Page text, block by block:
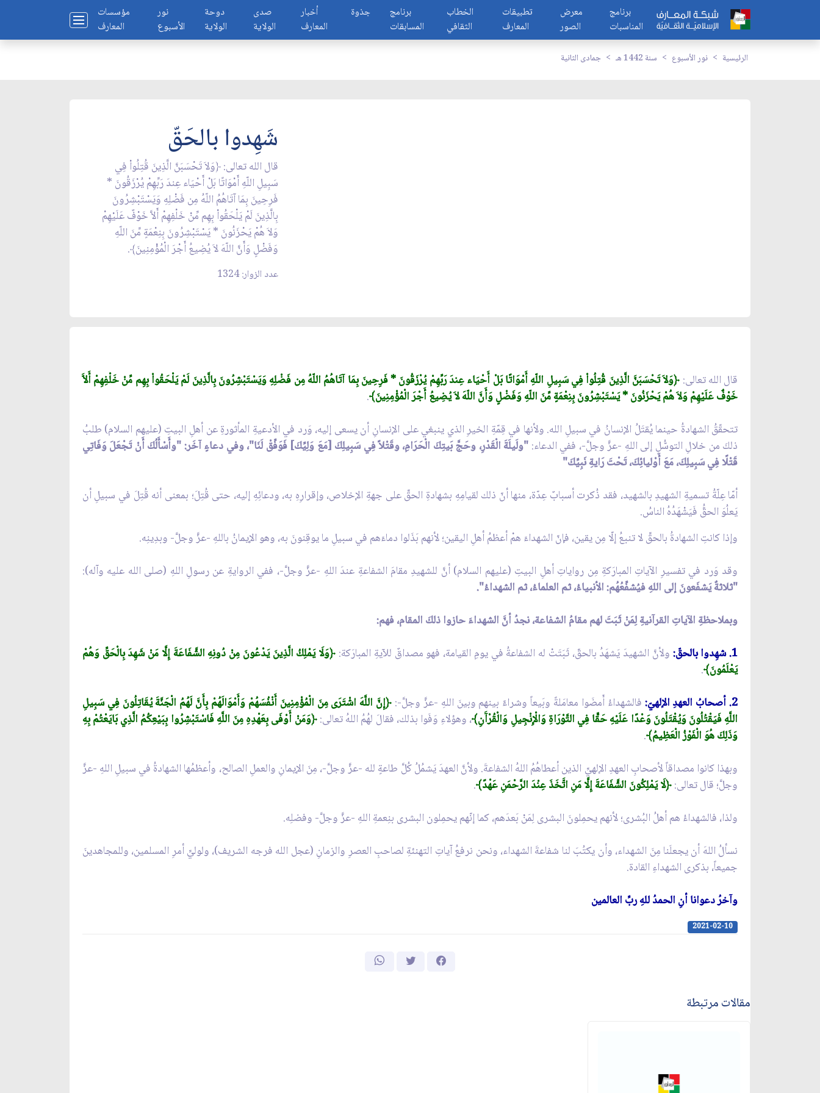
مؤسسات
المعارف
نور
الأسبوع
دوحة
الولاية
صدى
الولاية
أخبار
المعارف
جذوة
برنامج
المسابقات
الخطاب
الثقافي
تطبيقات
المعارف
معرض
الصور
برنامج
المناسبات
الرئيسية نور الأسبوع سنة 1442 هـ جمادى الثانية
شَهِدوا بالحَقّ
قال الله تعالى: ﴿وَلاَ تَحْسَبَنَّ الَّذِينَ قُتِلُواْ فِي
سَبِيلِ اللّهِ أَمْوَاتًا بَلْ أَحْيَاء عِندَ رَبِّهِمْ يُرْزَقُونَ *
فَرِحِينَ بِمَا آتَاهُمُ اللّهُ مِن فَضْلِهِ وَيَسْتَبْشِرُونَ
بِالَّذِينَ لَمْ يَلْحَقُواْ بِهِم مِّنْ خَلْفِهِمْ أَلاَّ خَوْفٌ عَلَيْهِمْ
وَلاَ هُمْ يَحْزَنُونَ * يَسْتَبْشِرُونَ بِنِعْمَةٍ مِّنَ اللّهِ
وَفَضْلٍ وَأَنَّ اللّهَ لاَ يُضِيعُ أَجْرَ الْمُؤْمِنِينَ﴾.
عدد الزوار: 1324
قال الله تعالى: ﴿وَلاَ تَحْسَبَنَّ الَّذِينَ قُتِلُواْ فِي سَبِيلِ اللّهِ أَمْوَاتًا بَلْ أَحْيَاء عِندَ رَبِّهِمْ يُرْزَقُونَ * فَرِحِينَ بِمَا آتَاهُمُ اللّهُ مِن فَضْلِهِ وَيَسْتَبْشِرُونَ بِالَّذِينَ لَمْ يَلْحَقُواْ بِهِم مِّنْ خَلْفِهِمْ أَلاَّ
خَوْفٌ عَلَيْهِمْ وَلاَ هُمْ يَحْزَنُونَ * يَسْتَبْشِرُونَ بِنِعْمَةٍ مِّنَ اللّهِ وَفَضْلٍ وَأَنَّ اللّهَ لاَ يُضِيعُ أَجْرَ الْمُؤْمِنِينَ﴾.
تتحقّقُ الشهادةُ حينما يُقتَلُ الإنسانُ في سبيلِ الله. ولأنها في قِمّةِ الخيرِ الذي ينبغي على الإنسانِ أن يسعى إليه، وَرد في الأدعيةِ المأثورةِ عن أهلِ البيتِ (عليهم السلام) طلبُ
ذلكَ من خلالِ التوسُّلِ إلى اللهِ -عزَّ وجلَّ-، ففي الدعاء: "ولَيلَةَ الْقَدْرِ، وحَجَّ بَيتِكَ الْحَرَامِ، وقَتْلاً فِي سَبِيلِكَ [مَعَ وَلِيِّكَ] فَوَفِّقْ لَنَا"، وفي دعاءٍ آخَر: "وأَسْأَلُكَ أَنْ تَجْعَلَ وَفَاتِي
قَتْلًا فِي سَبِيلِكَ، مَعَ أَوْليائِكَ، تَحْتَ رَايةِ نَبِيِّكَ"
أمّا عِلّةُ تسميةِ الشهيدِ بالشهيد، فقد ذُكرت أسبابٌ عِدّة، منها أنّ ذلك لقيامِهِ بشهادةِ الحقِّ على جهةِ الإخلاص، وإقرارِهِ به، ودعائِهِ إليه، حتى قُتِلَ؛ بمعنى أنه قُتِلَ في سبيلِ أن
يَعلُوَ الحقُّ فَيَشْهَدُهُ الناسُ.
وإذا كانتِ الشهادةُ بالحقِّ لا تنبعُ إلّا مِن يقين، فإنّ الشهداءَ همْ أعظمُ أهلِ اليقين؛ لأنهم بَذَلوا دماءَهم في سبيلِ ما يوقِنونَ به، وهو الإيمانُ باللهِ -عزَّ وجلَّ- وبدِينِه.
وقد وَرد في تفسيرِ الآياتِ المبارَكةِ مِن رواياتِ أهلِ البيتِ (عليهم السلام) أنَّ للشهيدِ مقامَ الشفاعةِ عندَ اللهِ -عزَّ وجلَّ-، ففي الروايةِ عن رسولِ اللهِ (صلى الله عليه وآله):
"ثلاثةٌ يَشفَعونَ إلى اللهِ فيُشفِّعُهُم: الأنبياءُ، ثم العلماءُ، ثم الشهداءُ".
وبملاحظةِ الآياتِ القرآنيةِ لِمَنْ ثَبَتَ لهم مقامُ الشفاعة، نجدُ أنَّ الشهداءَ حازوا ذلكَ المقام، فهم:
1. شهِدوا بالحقّ:
ولأنَّ الشهيدَ يَشهَدُ بالحقّ، ثَبَتَتْ له الشفاعةُ في يومِ القيامة، فهو مصداقٌ للآيةِ المبارَكة: ﴿وَلَا يَمْلِكُ الَّذِينَ يَدْعُونَ مِنْ دُونِهِ الشَّفَاعَةَ إِلَّا مَنْ شَهِدَ بِالْحَقِّ وَهُمْ
يَعْلَمُونَ﴾.
2. أصحابُ العهدِ الإلهيّ:
فالشهداءُ أَمضَوا معامَلةً وبَيعاً وشراءً بينهم وبينَ اللهِ -عزَّ وجلَّ-: ﴿إِنَّ اللَّهَ اشْتَرَى مِنَ الْمُؤْمِنِينَ أَنْفُسَهُمْ وَأَمْوَالَهُمْ بِأَنَّ لَهُمُ الْجَنَّةَ يُقَاتِلُونَ فِي سَبِيلِ
اللَّهِ فَيَقْتُلُونَ وَيُقْتَلُونَ وَعْدًا عَلَيْهِ حَقًّا فِي التَّوْرَاةِ وَالْإِنْجِيلِ وَالْقُرْآَنِ﴾، وهؤلاءِ وَفَوا بذلك، فقالَ لهُمُ اللهُ تعالى:﴿وَمَنْ أَوْفَى بِعَهْدِهِ مِنَ اللَّهِ فَاسْتَبْشِرُوا بِبَيْعِكُمُ الَّذِي بَايَعْتُمْ بِهِ
وَذَلِكَ هُوَ الْفَوْزُ الْعَظِيمُ﴾.
وبهذا كانوا مصداقاً لأصحابِ العهدِ الإلهيِّ الذين أعطاهُمُ اللهُ الشفاعةَ. ولأنَّ العهدَ يَشمُلُ كُلَّ طاعةٍ لله -عزَّ وجلَّ-، مِنَ الإيمانِ والعملِ الصالح، وأعظمُها الشهادةُ في سبيلِ اللهِ -عزَّ
وجلَّ؛ قال تعالى:﴿لَا يَمْلِكُونَ الشَّفَاعَةَ إِلَّا مَنِ اتَّخَذَ عِنْدَ الرَّحْمَنِ عَهْدً﴾.
ولذا، فالشهداءُ هم أهلُ البُشرى؛ لأنهم يحمِلونَ البشرى لِمَنْ بَعدَهم، كما إنّهم يحمِلون البشرى بنِعمةِ اللهِ -عزَّ وجلَّ- وفضلِه.
نسألُ اللهَ أن يجعلَنا مِنَ الشهداء، وأن يكتُبَ لنا شفاعةَ الشهداء، ونحن نرفعُ آياتِ التهنئةِ لصاحبِ العصرِ والزمانِ (عجل الله فرجه الشريف)، ولوليِّ أمرِ المسلمين، وللمجاهدينَ
جميعاً، بذكرى الشهداءِ القادة.
وآخرُ دعوانا أنِ الحمدُ للهِ ربِّ العالمين
2021-02-10
مقالات مرتبطة